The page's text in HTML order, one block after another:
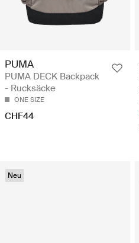
PUMA
PUMA DECK Backpack
- Rucksäcke
ONE SIZE
CHF44
Neu